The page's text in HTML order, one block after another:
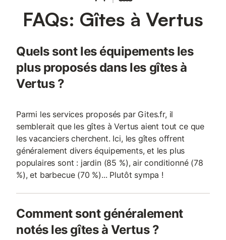
séjour. 🍇 Une situation idéale pour découvrir la Champagne Le
gîte bénéficie d’un emplacement privilégié pour explorer les
richesses de la région : À seulement quelques minutes des
d’Épernay, capitale du Champagne À 40 minutes de Reims et
de sa célèbre cathédrale À proximité de nombreuses maisons
de Champagne et caves à visiter Accès facile aux sentiers de
randonnée et pistes cyclables C’est le point de départ parfait
pour des visites œnologiques, des balades dans les vignes ou
FAQs: Gîtes à Vertus
Quels sont les équipements les
plus proposés dans les gîtes à
Vertus ?
Parmi les services proposés par Gites.fr, il
semblerait que les gîtes à Vertus aient tout ce que
les vacanciers cherchent. Ici, les gîtes offrent
généralement divers équipements, et les plus
populaires sont : jardin (85 %), air conditionné (78
%), et barbecue (70 %)... Plutôt sympa !
Comment sont généralement
notés les gîtes à Vertus ?